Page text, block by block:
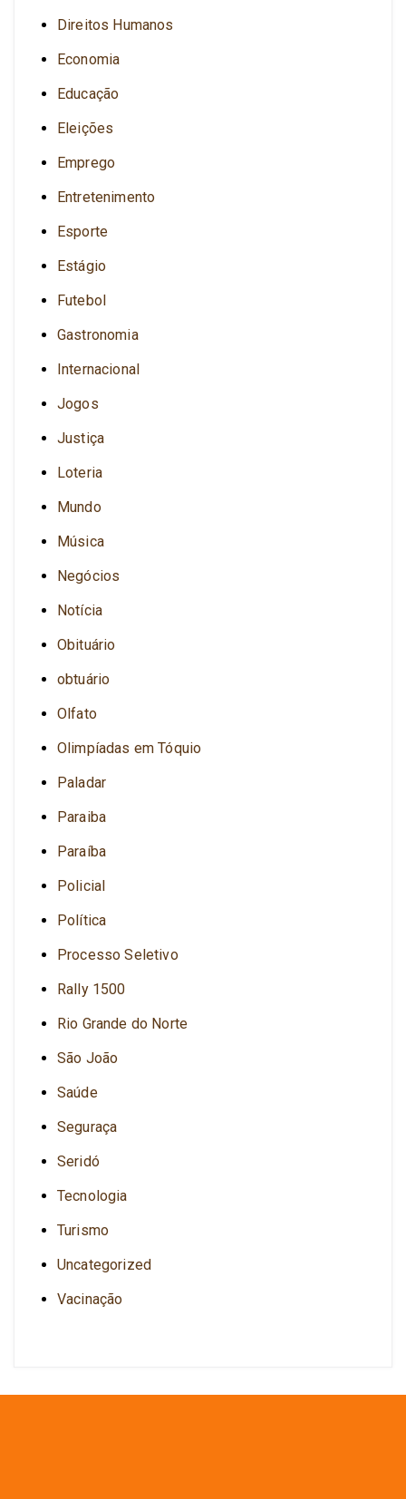
Direitos Humanos
Economia
Educação
Eleições
Emprego
Entretenimento
Esporte
Estágio
Futebol
Gastronomia
Internacional
Jogos
Justiça
Loteria
Mundo
Música
Negócios
Notícia
Obituário
obtuário
Olfato
Olimpíadas em Tóquio
Paladar
Paraiba
Paraíba
Policial
Política
Processo Seletivo
Rally 1500
Rio Grande do Norte
São João
Saúde
Seguraça
Seridó
Tecnologia
Turismo
Uncategorized
Vacinação